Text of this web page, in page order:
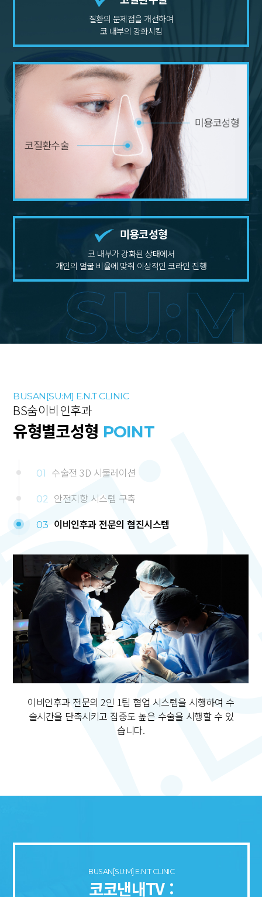
SU:M
질환의 문제점을 개선하여
코 내부의 강화시킴
미용코성형
코 내부가 강화된 상태에서
개인의 얼굴 비율에 맞춰 이상적인 코라인 진행
이비인후과 전문의 2인 1팀 협업 시스템을 시행하여 수
술시간을 단축시키고 집중도 높은 수술을 시행할 수 있
습니다.
BUSAN[SU:M] E.N.T CLINIC
BS숨이비인후과
유형별코성형 POINT
01 수술전 3D 시물레이션
02 안전지향 시스템 구축
03 이비인후과 전문의 협진시스템
BUSAN[SU:M] E.N.T CLINIC
코코낸내TV :